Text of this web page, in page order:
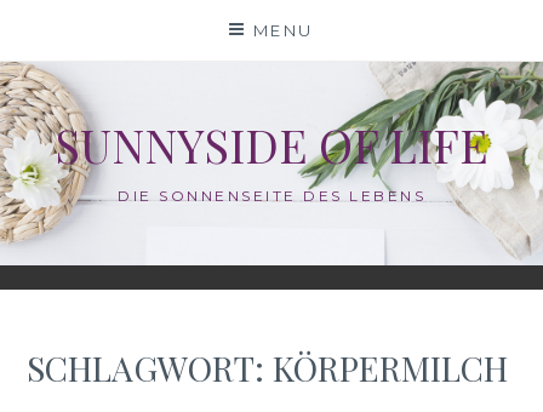
content
MENU
SUNNYSIDE OF LIFE
DIE SONNENSEITE DES LEBENS
SCHLAGWORT:KÖRPERMILCH